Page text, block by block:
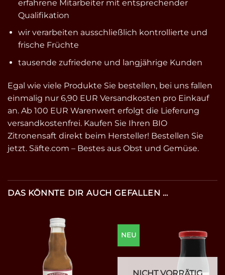
erfahrene Mitarbeiter mit entsprechender
Qualifikation
wir verarbeiten ausschließlich kontrollierte und
frische Früchte
tausende zufriedene und langjährige Kunden
Egal wie viele Produkte Sie bestellen, bei uns fallen
einmalig nur 6,90 EUR Versandkosten pro Einkauf
an. Ab 100 EUR Warenwert erfolgt die Lieferung
versandkostenfrei. Kaufen Sie Ihren BIO
Zitronensaft direkt beim Hersteller! Bestellen Sie
jetzt. Säfte.com – Bestes aus Obst und Gemüse.
DAS KÖNNTE DIR AUCH GEFALLEN …
NEU